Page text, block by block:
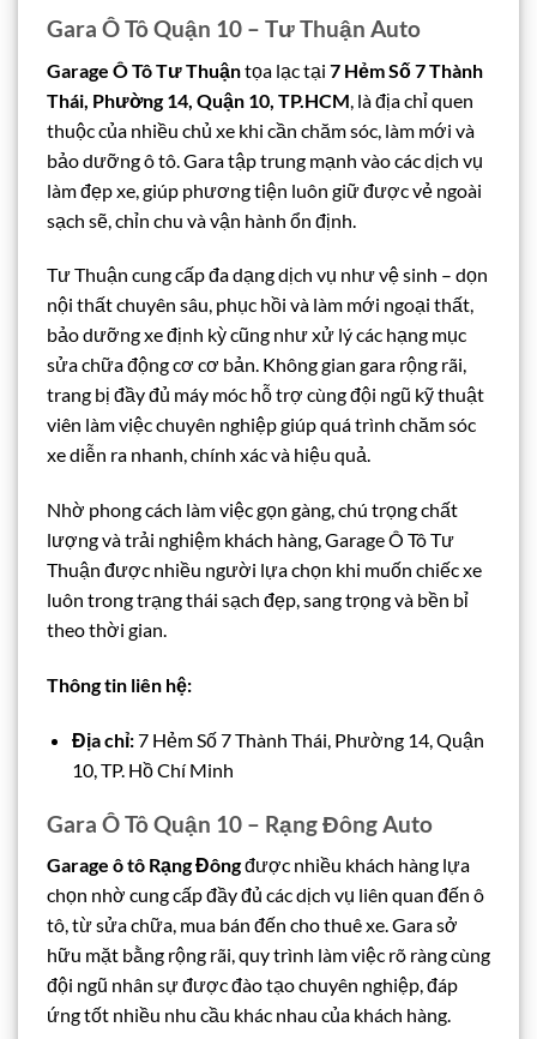
Gara Ô Tô Quận 10 – Tư Thuận Auto
Garage Ô Tô Tư Thuậntọa lạc tại 7 Hẻm Số 7 Thành
Thái, Phường 14, Quận 10, TP.HCM , là địa chỉ quen
thuộc của nhiều chủ xe khi cần chăm sóc, làm mới và
bảo dưỡng ô tô. Gara tập trung mạnh vào các dịch vụ
làm đẹp xe, giúp phương tiện luôn giữ được vẻ ngoài
sạch sẽ, chỉn chu và vận hành ổn định.
Tư Thuận cung cấp đa dạng dịch vụ như vệ sinh – dọn
nội thất chuyên sâu, phục hồi và làm mới ngoại thất,
bảo dưỡng xe định kỳ cũng như xử lý các hạng mục
sửa chữa động cơ cơ bản. Không gian gara rộng rãi,
trang bị đầy đủ máy móc hỗ trợ cùng đội ngũ kỹ thuật
viên làm việc chuyên nghiệp giúp quá trình chăm sóc
xe diễn ra nhanh, chính xác và hiệu quả.
Nhờ phong cách làm việc gọn gàng, chú trọng chất
lượng và trải nghiệm khách hàng, Garage Ô Tô Tư
Thuận được nhiều người lựa chọn khi muốn chiếc xe
luôn trong trạng thái sạch đẹp, sang trọng và bền bỉ
theo thời gian.
Thông tin liên hệ:
Địa chỉ:7 Hẻm Số 7 Thành Thái, Phường 14, Quận
10, TP. Hồ Chí Minh
Gara Ô Tô Quận 10 – Rạng Đông Auto
Garage ô tô Rạng Đôngđược nhiều khách hàng lựa
chọn nhờ cung cấp đầy đủ các dịch vụ liên quan đến ô
tô, từ sửa chữa, mua bán đến cho thuê xe. Gara sở
hữu mặt bằng rộng rãi, quy trình làm việc rõ ràng cùng
đội ngũ nhân sự được đào tạo chuyên nghiệp, đáp
ứng tốt nhiều nhu cầu khác nhau của khách hàng.